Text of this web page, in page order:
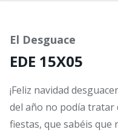
El Desguace
EDE 15X05
¡Feliz navidad
del año no podía tratar
fiestas, que sabéis que